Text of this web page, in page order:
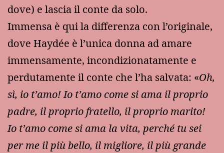
dove) e lascia il conte da solo.
Immensa è qui la differenza con l’originale,
dove Haydée è l’unica donna ad amare
immensamente, incondizionatamente e
perdutamente il conte che l’ha salvata: «Oh,
sì, io t’amo! Io t’amo come si ama il proprio
padre, il proprio fratello, il proprio marito!
Io t’amo come si ama la vita, perché tu sei
per me il più bello, il migliore, il più grande